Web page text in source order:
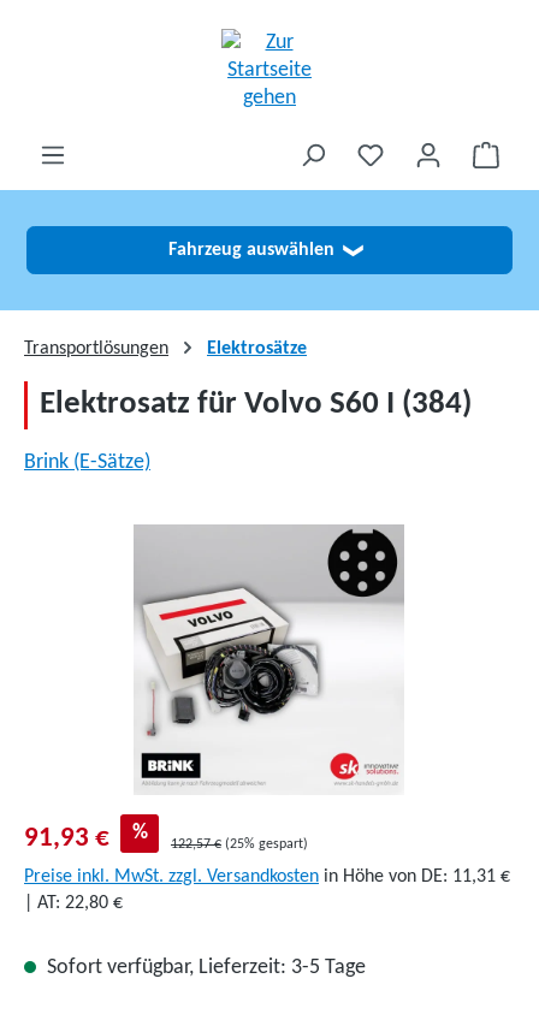
Fahrzeug auswählen ❯
Transportlösungen Elektrosätze
Elektrosatz für Volvo S60 I (384)
Brink (E-Sätze)
91,93 € % 122,57 € (25% gespart)
Preise inkl. MwSt. zzgl. Versandkosten in Höhe von DE: 11,31 €
| AT: 22,80 €
Sofort verfügbar, Lieferzeit: 3-5 Tage